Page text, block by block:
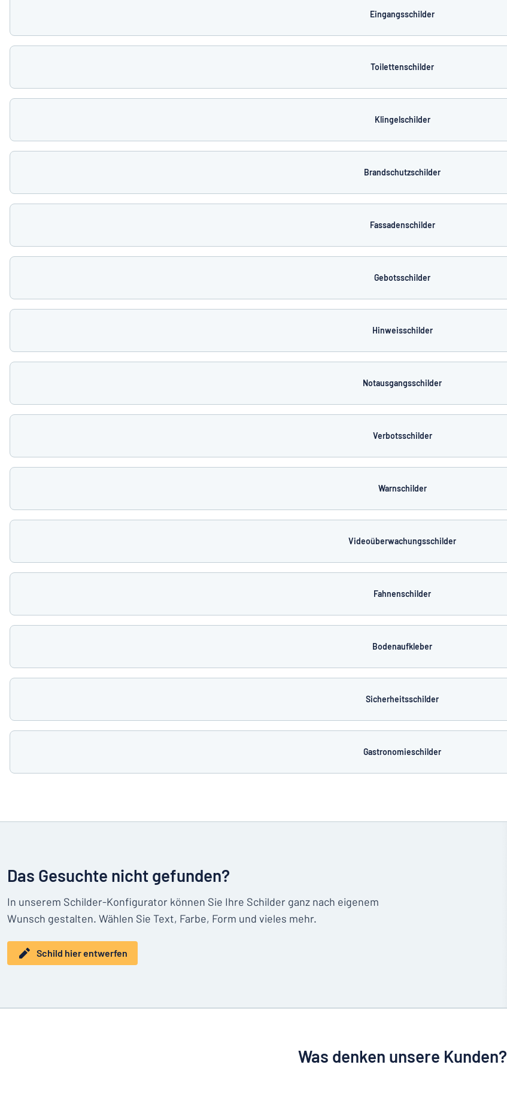
Eingangsschilder
Toilettenschilder
Klingelschilder
Brandschutzschilder
Fassadenschilder
Gebotsschilder
Hinweisschilder
Notausgangsschilder
Verbotsschilder
Warnschilder
Videoüberwachungsschilder
Fahnenschilder
Bodenaufkleber
Sicherheitsschilder
Gastronomieschilder
Das Gesuchte nicht gefunden?
In unserem Schilder-Konfigurator können Sie Ihre Schilder ganz nach eigenem
Wunsch gestalten. Wählen Sie Text, Farbe, Form und vieles mehr.
Schild hier entwerfen
Was denken unsere Kunden?